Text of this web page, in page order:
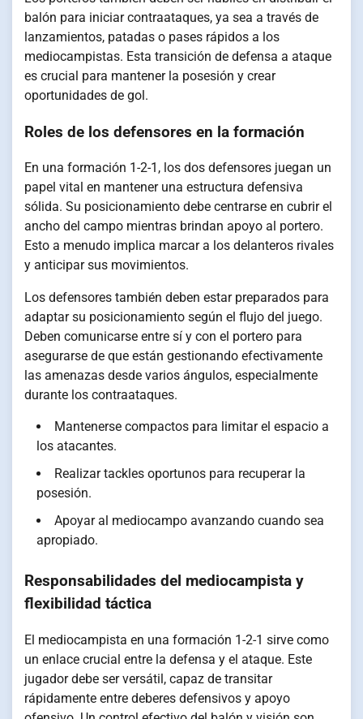
balón para iniciar contraataques, ya sea a través de
lanzamientos, patadas o pases rápidos a los
mediocampistas. Esta transición de defensa a ataque
es crucial para mantener la posesión y crear
oportunidades de gol.
Roles de los defensores en la formación
En una formación 1-2-1, los dos defensores juegan un
papel vital en mantener una estructura defensiva
sólida. Su posicionamiento debe centrarse en cubrir el
ancho del campo mientras brindan apoyo al portero.
Esto a menudo implica marcar a los delanteros rivales
y anticipar sus movimientos.
Los defensores también deben estar preparados para
adaptar su posicionamiento según el flujo del juego.
Deben comunicarse entre sí y con el portero para
asegurarse de que están gestionando efectivamente
las amenazas desde varios ángulos, especialmente
durante los contraataques.
Mantenerse compactos para limitar el espacio a
los atacantes.
Realizar tackles oportunos para recuperar la
posesión.
Apoyar al mediocampo avanzando cuando sea
apropiado.
Responsabilidades del mediocampista y
flexibilidad táctica
El mediocampista en una formación 1-2-1 sirve como
un enlace crucial entre la defensa y el ataque. Este
jugador debe ser versátil, capaz de transitar
rápidamente entre deberes defensivos y apoyo